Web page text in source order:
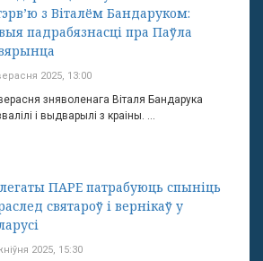
з Віталём Бандаруком:
падрабязнасці пра Паўла
2025, 13:00
зняволенага Віталя Бандарука
і выдварылі з краіны. ...
ПАРЕ патрабуюць спыніць
святароў і вернікаў у
2025, 15:30